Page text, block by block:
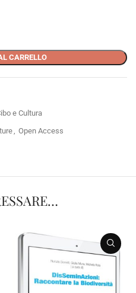
CARRELLO
e Cultura
Open Access